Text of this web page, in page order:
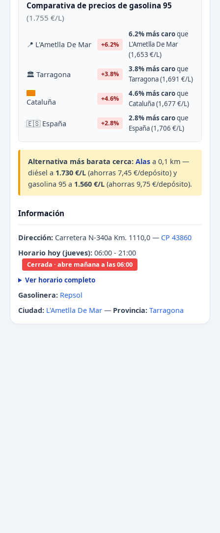
Comparativa de precios de gasolina 95
(1.755 €/L)
📍 L'Ametlla De Mar +6.2%
6.2% más caroque
L'Ametlla De Mar
(1,653 €/L)
🏛 Tarragona +3.8%
3.8% más caroque
Tarragona (1,691 €/L)
Cataluña +4.6%
4.6% más caroque
Cataluña (1,677 €/L)
🇪🇸 España +2.8%
2.8% más caroque
España (1,706 €/L)
Alternativa más barata cerca: Alas a 0,1 km —
diésel a 1.730 €/L (ahorras 7,45 €/depósito) y
gasolina 95 a 1.560 €/L (ahorras 9,75 €/depósito).
Información
Dirección: Carretera N-340a Km. 1110,0 — CP 43860
Horario hoy (jueves): 06:00 - 21:00
Cerrada · abre mañana a las 06:00
Ver horario completo
Gasolinera: Repsol
Ciudad: L'Ametlla De Mar — Provincia: Tarragona